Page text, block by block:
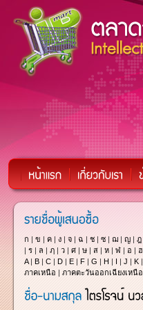
ก | ข | ค | ง | จ | ฉ | ช | ซ | ฌ | ญ | ฎ
| ร | ล | ฦ | ว | ศ | ษ | ส | ห | ฬ | อ | ฮ
A| B | C | D | E | F | G | H | I | J | K |
ภาคเหนือ | ภาคตะวันออกเฉียงเหนือ